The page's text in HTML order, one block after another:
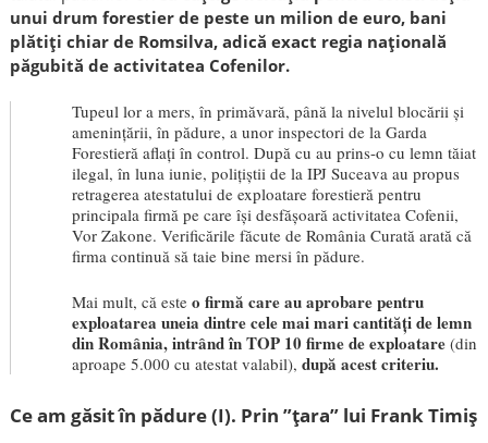
unui drum forestier de peste un milion de euro, bani
plătiți chiar de Romsilva, adică exact regia națională
păgubită de activitatea Cofenilor.
Tupeul lor a mers, în primăvară, până la nivelul blocării și
amenințării, în pădure, a unor inspectori de la Garda
Forestieră aflați în control. După cu au prins-o cu lemn tăiat
ilegal, în luna iunie, polițiștii de la IPJ Suceava au propus
retragerea atestatului de exploatare forestieră pentru
principala firmă pe care își desfășoară activitatea Cofenii,
Vor Zakone. Verificările făcute de România Curată arată că
firma continuă să taie bine mersi în pădure.
Mai mult, că esteo firmă care au aprobare pentru
exploatarea uneia dintre cele mai mari cantități de lemn
din România, intrând în TOP 10 firme de exploatare (din
aproape 5.000 cu atestat valabil), după acest criteriu.
Ce am găsit în pădure (I). Prin ”țara” lui Frank Timiș